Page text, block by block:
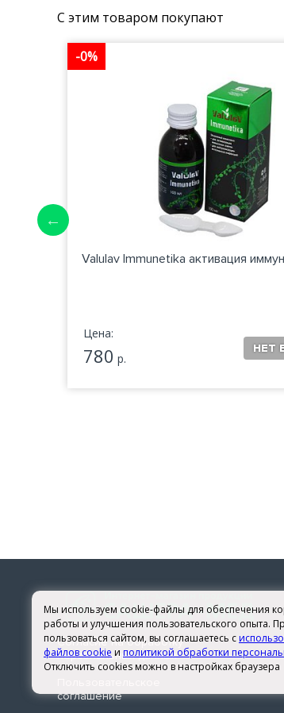
С этим товаром покупают
-0%
Valulav Immunetika активация
Цена:
780 р.
Согласие на обработку
персональных данных
соглашение
Мы используем cookie-файлы для обеспечения
работы и улучшения пользовательского опыта.
пользоваться сайтом, вы соглашаетесь с
файлов cookie и политикой обработки
Отключить cookies можно в настройках браузера